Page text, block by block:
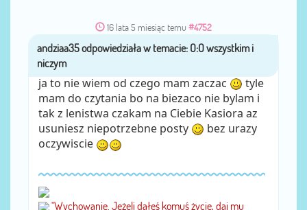
16 lata 5 miesiąc temu #4752
przezandziaa35
ja to nie wiem od czego mam zaczac
tyle
mam do czytania bo na biezaco nie bylam i
tak z lenistwa czakam na Ciebie Kasiora az
usuniesz niepotrzebne posty
bez urazy
oczywiscie
"Wychowanie. Jeżeli dałeś komuś życie, daj mu